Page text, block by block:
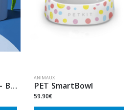
PawsomeChaser™ – Boule Interactif Chat
ANIMAUX
PET SmartBowl
59.90€